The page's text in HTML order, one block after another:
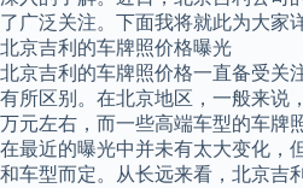
了广泛关注。下面我将就此为大家
北京吉利的车牌照价格曝光
北京吉利的车牌照价格一直备受关
有所区别。在北京地区，一般来说
万元左右，而一些高端车型的车牌
在最近的曝光中并未有太大变化，
和车型而定。从长远来看，北京吉